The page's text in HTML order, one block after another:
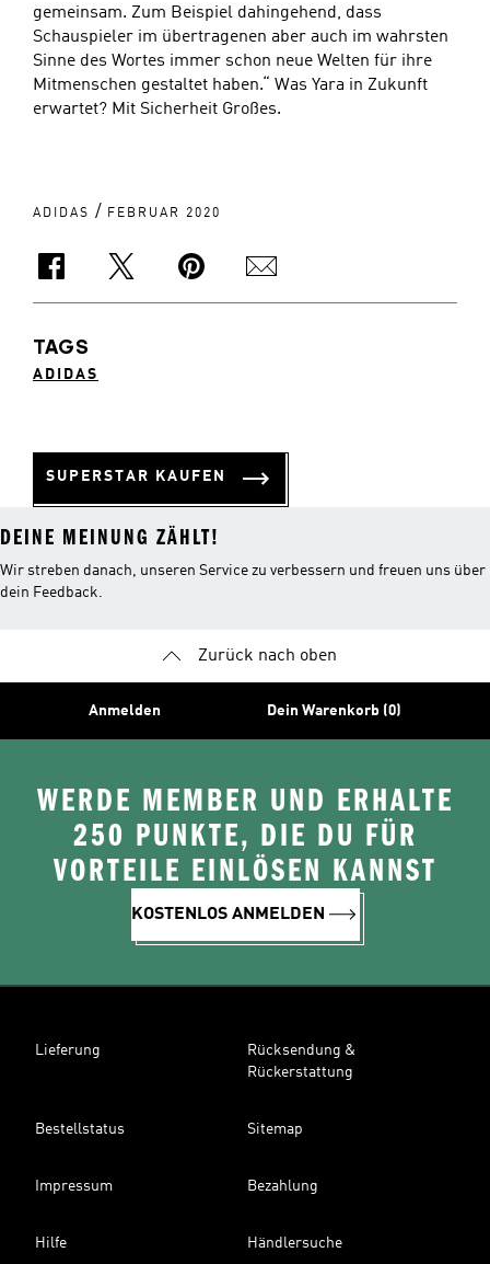
gemeinsam. Zum Beispiel dahingehend, dass
Schauspieler im übertragenen aber auch im wahrsten
Sinne des Wortes immer schon neue Welten für ihre
Mitmenschen gestaltet haben.“ Was Yara in Zukunft
erwartet? Mit Sicherheit Großes.
ADIDAS / FEBRUAR 2020
TAGS
ADIDAS
SUPERSTAR KAUFEN
DEINE MEINUNG ZÄHLT!
Wir streben danach, unseren Service zu verbessern und freuen uns über
dein Feedback.
Zurück nach oben
Anmelden Dein Warenkorb (0)
WERDE MEMBER UND ERHALTE
250 PUNKTE, DIE DU FÜR
VORTEILE EINLÖSEN KANNST
KOSTENLOS ANMELDEN
Lieferung
Rücksendung &
Rückerstattung
Bestellstatus Sitemap
Impressum Bezahlung
Hilfe Händlersuche